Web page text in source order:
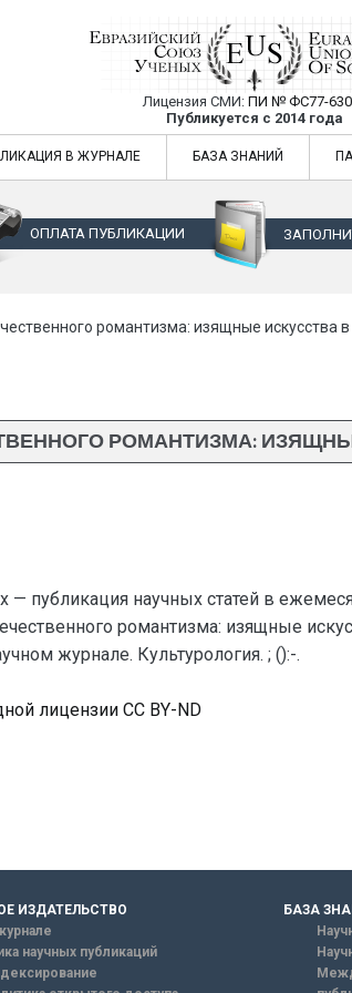
Евразийский Союз
Лицензия СМИ: ПИ № ФС77-
Публикуется с 2014 года
Евразийский Союз Ученых — публикация
В ЖУРНАЛЕ БАЗА ЗНАНИЙ
ОПЛАТА ПУБЛИКАЦИИ
романтизма: изящные искусства
РОМАНТИЗМА:
— публикация научных статей в
романтизма: изящные
журнале. Культурология. ; ():-.
лицензии CC BY-ND
ИЗДАТЕЛЬСТВО
научных публикаций
БАЗА